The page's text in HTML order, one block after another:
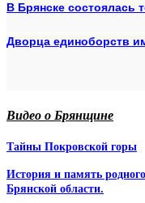
В Брянске состоялась
Дворца единоборств
Видео о Брянщине
Тайны Покровской горы
История и память
Брянской области.